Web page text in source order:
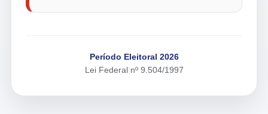
Período Eleitoral 2026
Lei Federal nº 9.504/1997